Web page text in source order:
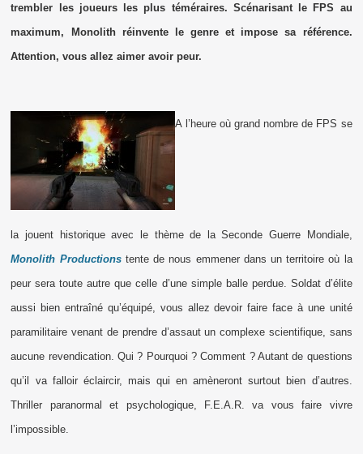
trembler les joueurs les plus téméraires. Scénarisant le FPS au
maximum, Monolith réinvente le genre et impose sa référence.
Attention, vous allez aimer avoir peur.
A l’heure où grand nombre de FPS se
la jouent historique avec le thème de la Seconde Guerre Mondiale,
Monolith Productionstente de nous emmener dans un territoire où la
peur sera toute autre que celle d’une simple balle perdue. Soldat d’élite
aussi bien entraîné qu’équipé, vous allez devoir faire face à une unité
paramilitaire venant de prendre d’assaut un complexe scientifique, sans
aucune revendication. Qui ? Pourquoi ? Comment ? Autant de questions
qu’il va falloir éclaircir, mais qui en amèneront surtout bien d’autres.
Thriller paranormal et psychologique, F.E.A.R. va vous faire vivre
l’impossible.